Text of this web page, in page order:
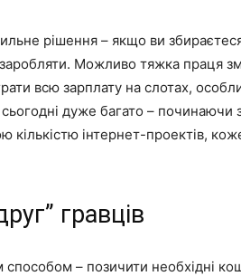
рішення – якщо ви
заробляти. Можливо тяжка праця
всю зарплату на слотах,
дуже багато – починаючи
кількістю інтернет-проектів,
гравців
– позичити необхідні